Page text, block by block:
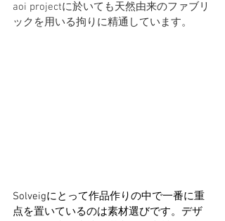
aoi projectに於いても天然由来のファブリ
ックを用いる拘りに精通しています。
Solveigにとって作品作りの中で一番に重
点を置いているのは素材選びです。デザ